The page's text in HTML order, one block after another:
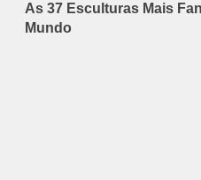
As 37 Esculturas Mais
Mundo